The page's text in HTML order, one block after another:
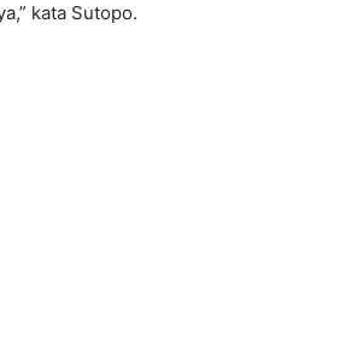
kata Sutopo.